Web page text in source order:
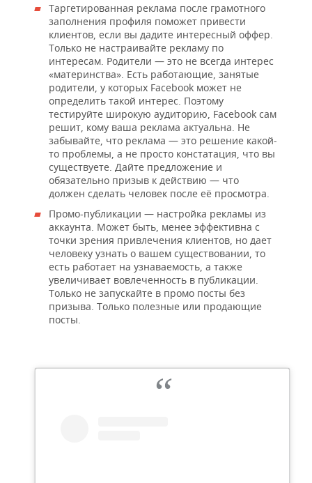
Таргетированная реклама после грамотного
заполнения профиля поможет привести
клиентов, если вы дадите интересный оффер.
Только не настраивайте рекламу по
интересам. Родители — это не всегда интерес
«материнства». Есть работающие, занятые
родители, у которых Facebook может не
определить такой интерес. Поэтому
тестируйте широкую аудиторию, Facebook сам
решит, кому ваша реклама актуальна. Не
забывайте, что реклама — это решение какой-
то проблемы, а не просто констатация, что вы
существуете. Дайте предложение и
обязательно призыв к действию — что
должен сделать человек после её просмотра.
Промо-публикации — настройка рекламы из
аккаунта. Может быть, менее эффективна с
точки зрения привлечения клиентов, но дает
человеку узнать о вашем существовании, то
есть работает на узнаваемость, а также
увеличивает вовлеченность в публикации.
Только не запускайте в промо посты без
призыва. Только полезные или продающие
посты.